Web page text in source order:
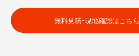
無料見積・現地確認はこちら